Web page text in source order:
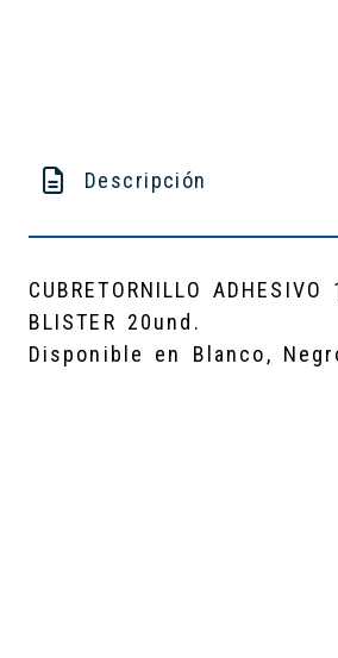
Descripción
CUBRETORNILLO ADHESIVO
BLISTER 20und.
Disponible en Blanco,